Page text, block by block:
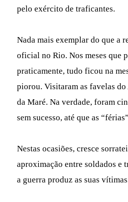
pelo exército de traficantes.
Nada mais exemplar do que a
oficial no Rio. Nos meses que
praticamente, tudo ficou na
piorou. Visitaram as favelas do
da Maré. Na verdade, foram
sem sucesso, até que as
Nestas ocasiões, cresce
aproximação entre soldados e
a guerra produz as suas